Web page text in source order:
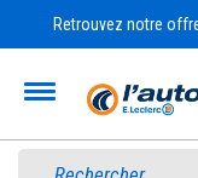
Retrouvez notre